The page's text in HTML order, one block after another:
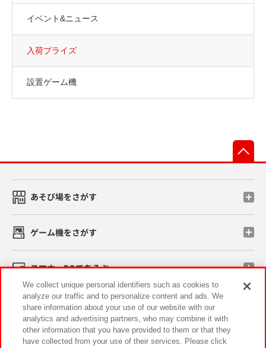
イベント&ニュース
入荷プライズ
設置ゲーム機
あそび場をさがす
ゲーム機をさがす
スマホ・PCであそぶ
イベント・キャンペーン
We collect unique personal identifiers such as cookies to
analyze our traffic and to personalize content and ads. We
share information about your use of our website with our
analytics and advertising partners, who may combine it with
other information that you have provided to them or that they
have collected from your use of their services. Please click